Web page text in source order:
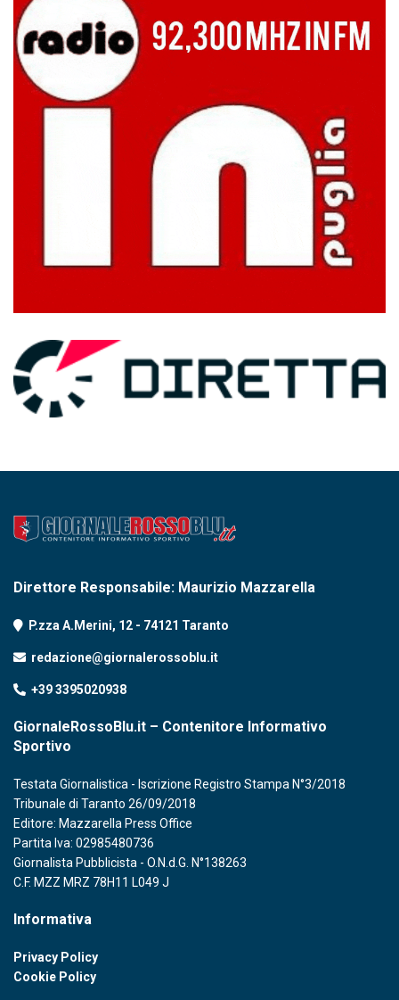
Direttore Responsabile: Maurizio Mazzarella
P.zza A.Merini, 12 - 74121 Taranto
redazione@giornalerossoblu.it
+39 3395020938
GiornaleRossoBlu.it – Contenitore Informativo
Sportivo
Testata Giornalistica - Iscrizione Registro Stampa N°3/2018
Tribunale di Taranto 26/09/2018
Editore: Mazzarella Press Office
Partita Iva: 02985480736
Giornalista Pubblicista - O.N.d.G. N°138263
C.F. MZZ MRZ 78H11 L049 J
Informativa
Privacy Policy
Cookie Policy